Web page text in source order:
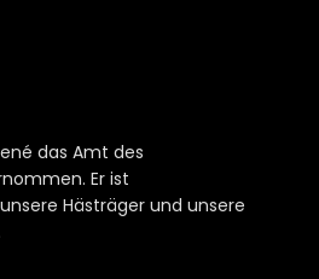
das Amt des
Er ist
Hästräger und unsere